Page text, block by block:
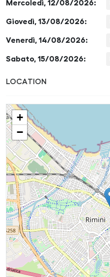
Mercoledì, 12/08/2026:
Giovedì, 13/08/2026:
Venerdì, 14/08/2026:
Sabato, 15/08/2026:
LOCATION
+
−